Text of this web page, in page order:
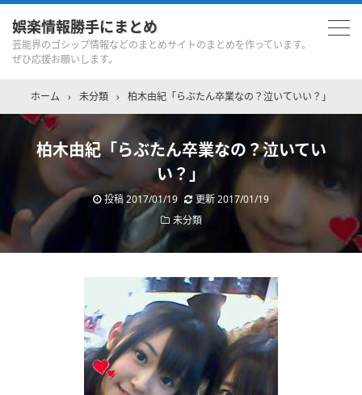
娯楽情報勝手にまとめ
芸能界のゴシップ情報などのまとめサイトのまとめを作っています。
ぜひ応援お願いします。
ホーム › 未分類 › 柏木由紀「らぶたん卒業なの？泣いていい？」
柏木由紀「らぶたん卒業なの？泣いてい
い？」
投稿2017/01/19 更新2017/01/19
未分類